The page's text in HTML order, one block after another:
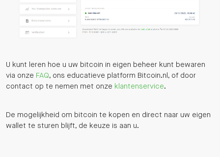
U kunt leren hoe u uw bitcoin in eigen beheer kunt bewaren
via onze FAQ, ons educatieve platform Bitcoin.nl, of door
contact op te nemen met onze klantenservice.
De mogelijkheid om bitcoin te kopen en direct naar uw eigen
wallet te sturen blijft, de keuze is aan u.